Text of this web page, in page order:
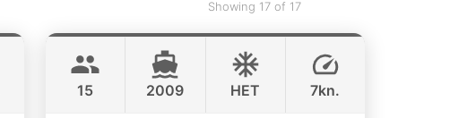
Showing 17 of 17
CUSTOM BUILD 38FT
15 2009 НЕТ 7kn.